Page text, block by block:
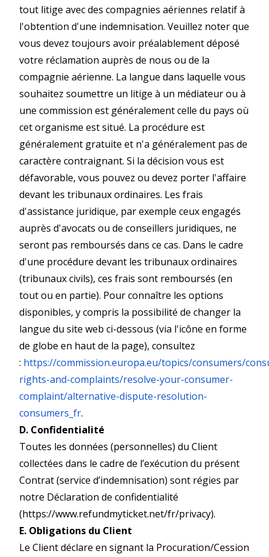
tout litige avec des compagnies aériennes relatif à
l'obtention d'une indemnisation. Veuillez noter que
vous devez toujours avoir préalablement déposé
votre réclamation auprès de nous ou de la
compagnie aérienne. La langue dans laquelle vous
souhaitez soumettre un litige à un médiateur ou à
une commission est généralement celle du pays où
cet organisme est situé. La procédure est
généralement gratuite et n'a généralement pas de
caractère contraignant. Si la décision vous est
défavorable, vous pouvez ou devez porter l'affaire
devant les tribunaux ordinaires. Les frais
d'assistance juridique, par exemple ceux engagés
auprès d'avocats ou de conseillers juridiques, ne
seront pas remboursés dans ce cas. Dans le cadre
d'une procédure devant les tribunaux ordinaires
(tribunaux civils), ces frais sont remboursés (en
tout ou en partie). Pour connaître les options
disponibles, y compris la possibilité de changer la
langue du site web ci-dessous (via l'icône en forme
de globe en haut de la page), consultez
: https://commission.europa.eu/topics/consumers/
rights-and-complaints/resolve-your-consumer-
complaint/alternative-dispute-resolution-
consumers_fr.
D. Confidentialité
Toutes les données (personnelles) du Client
collectées dans le cadre de l’exécution du présent
Contrat (service d’indemnisation) sont régies par
notre Déclaration de confidentialité
(https://www.refundmyticket.net/fr/privacy).
E. Obligations du Client
Le Client déclare en signant la Procuration/Cession